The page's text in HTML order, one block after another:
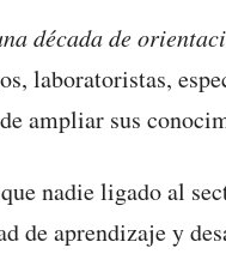
década de
laboratoristas,
ampliar sus
nadie ligado al
de aprendizaje y